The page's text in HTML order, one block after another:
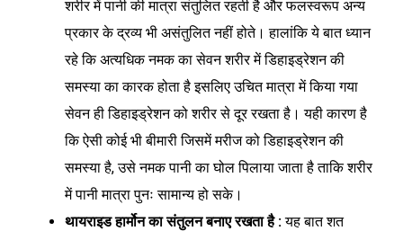
शरीर में पानी की मात्रा संतुलित रहती है और फलस्वरूप अन्य
प्रकार के द्रव्य भी असंतुलित नहीं होते। हालांकि ये बात ध्यान
रहे कि अत्यधिक नमक का सेवन शरीर में डिहाइड्रेशन की
समस्या का कारक होता है इसलिए उचित मात्रा में किया गया
सेवन ही डिहाइड्रेशन को शरीर से दूर रखता है। यही कारण है
कि ऐसी कोई भी बीमारी जिसमें मरीज को डिहाइड्रेशन की
समस्या है, उसे नमक पानी का घोल पिलाया जाता है ताकि शरीर
में पानी मात्रा पुनः सामान्य हो सके।
थायराइड हार्मोन का संतुलन बनाए रखता है :यह बात शत